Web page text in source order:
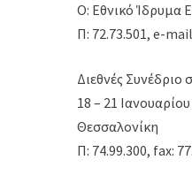
Ο: Εθνικό Ίδρυμα
Π: 72.73.501, e-
Διεθνές
18 – 21
Θεσσαλονίκη
Π: 74.99.300, fax: